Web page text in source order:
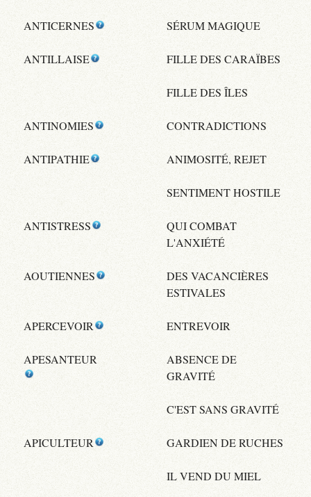
ANTICERNES SÉRUM MAGIQUE
ANTILLAISE FILLE DES CARAÏBES
FILLE DES ÎLES
ANTINOMIES CONTRADICTIONS
ANTIPATHIE ANIMOSITÉ, REJET
SENTIMENT HOSTILE
ANTISTRESS
QUI COMBAT
L'ANXIÉTÉ
AOUTIENNES
DES VACANCIÈRES
ESTIVALES
APERCEVOIR ENTREVOIR
APESANTEUR
ABSENCE DE
GRAVITÉ
C'EST SANS GRAVITÉ
APICULTEUR GARDIEN DE RUCHES
IL VEND DU MIEL